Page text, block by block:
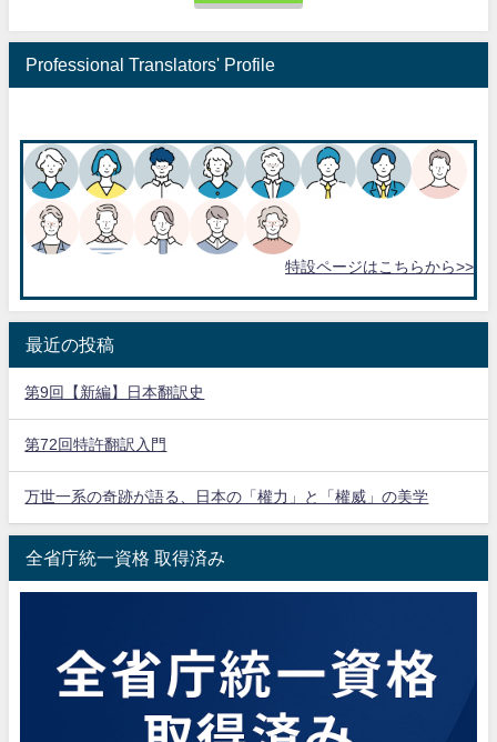
Professional Translators' Profile
特設ページはこちらから>>
最近の投稿
第9回【新編】日本翻訳史
第72回特許翻訳入門
万世一系の奇跡が語る、日本の「權力」と「權威」の美学
全省庁統一資格 取得済み